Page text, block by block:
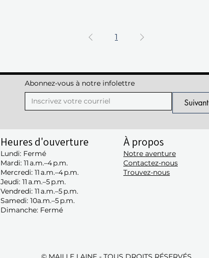
1
Abonnez-vous à notre infolettre
Suivant
Heures d'ouverture
Lundi: Fermé
Mardi: 11 a.m.–4 p.m.
Mercredi: 11 a.m.–4 p.m.
Jeudi: 11 a.m.–5 p.m.
Vendredi: 11 a.m.–5 p.m.
Samedi: 10a.m.–5 p.m.
Dimanche: Fermé
À propos
Notre aventure
Contactez-nous
Trouvez-nous